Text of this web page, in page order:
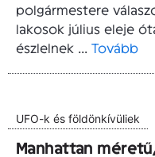
polgármestere
lakosok július eleje
észlelnek ... Tovább
UFO-k és földönkívüliek
Manhattan